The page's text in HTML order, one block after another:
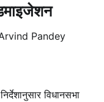
Pandey
विधानसभा